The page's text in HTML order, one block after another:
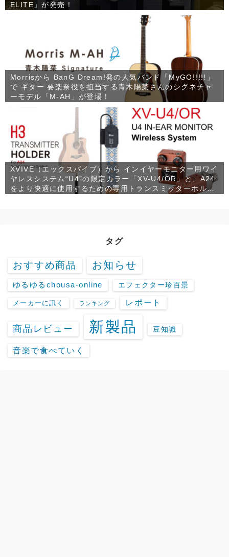
ELITE」が発売！
Morrisから BanG Dream!発の人気バンド「MyGO!!!!!」
で ギター 要楽奈役を担当する青木陽菜さんのシグネチャ
ーモデル「M-AH」が登場！
XVIVE（エックスバイブ）から インイヤーモニター用ワイ
ヤレスシステム“U4”の限定カラー「XV-U4/OR」と、A24
をより快適に使用するための専用トランスミッターホルダ
タグ
おすすめ商品 お知らせ
ゆるゆるchousa-online エフェクター珍百景
メーカーに訊く ランキング レポート
商品レビュー 新製品 豆知識
音楽で食べていく